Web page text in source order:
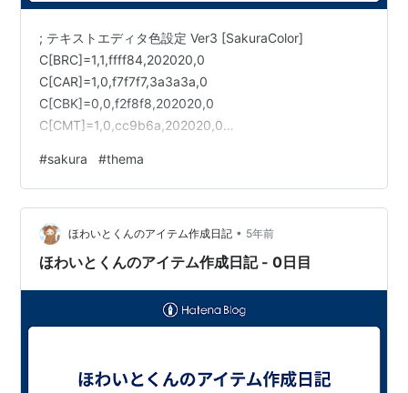
; テキストエディタ色設定 Ver3 [SakuraColor]
C[BRC]=1,1,ffff84,202020,0
C[CAR]=1,0,f7f7f7,3a3a3a,0
C[CBK]=0,0,f2f8f8,202020,0
C[CMT]=1,0,cc9b6a,202020,0
C[CVL]=0,0,ffc184,3a3a3a,0
C[DFA]=0,0,202020,ffc184,0
C[DFC]=0,0,202020,c0fdbd,0
C[DFD]=0,0,202020,f2f8f8,0
C[EBK]=0,0,222827,202020…
#sakura #thema
ほわいとくんのアイテム作成日記 • 5年前
ほわいとくんのアイテム作成日記 - 0日目